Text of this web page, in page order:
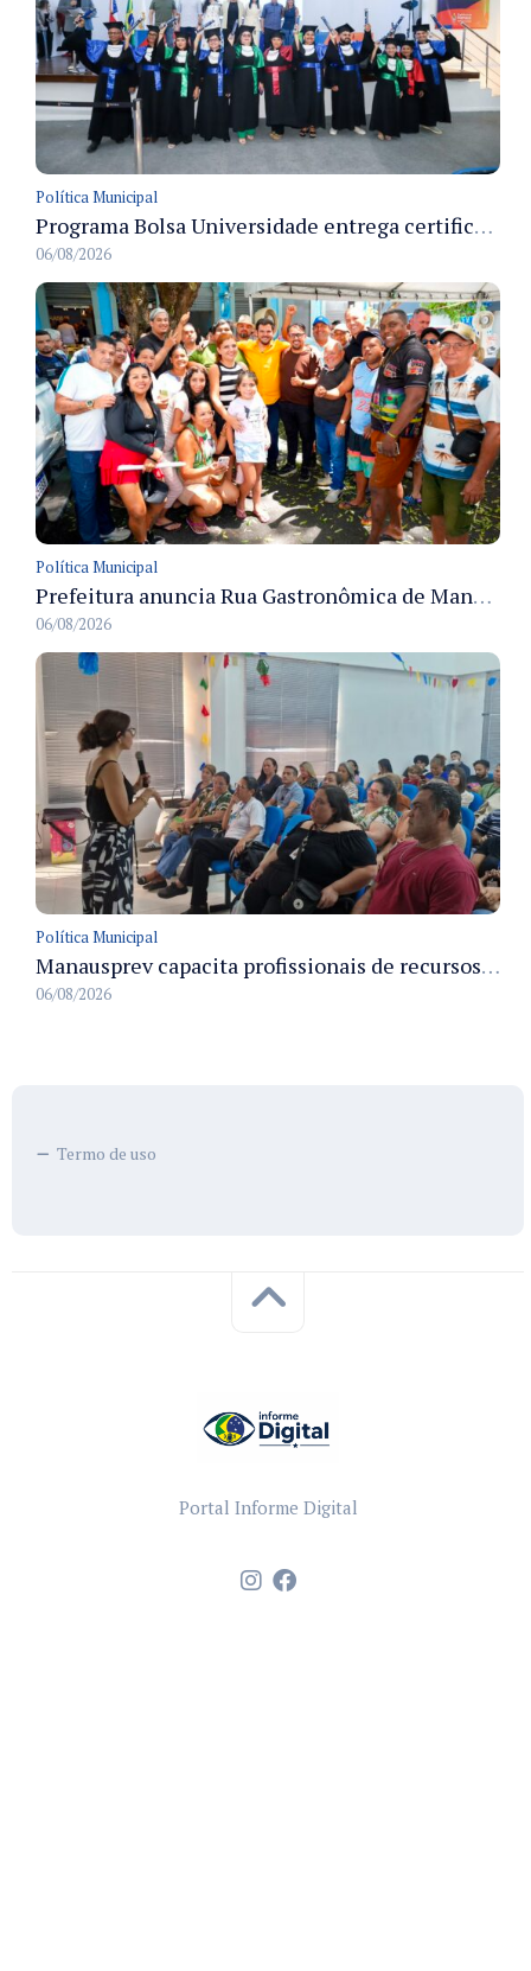
Política Municipal
Programa Bolsa Universidade entrega certificados a formandos em Manaus na sede do Executivo municipal
06/08/2026
Política Municipal
Prefeitura anuncia Rua Gastronômica de Manaus e garante alternativas para 54 ambulantes cadastrados
06/08/2026
Política Municipal
Manausprev capacita profissionais de recursos humanos para agilizar concessão de aposentadorias no município
06/08/2026
Termo de uso
Portal Informe Digital